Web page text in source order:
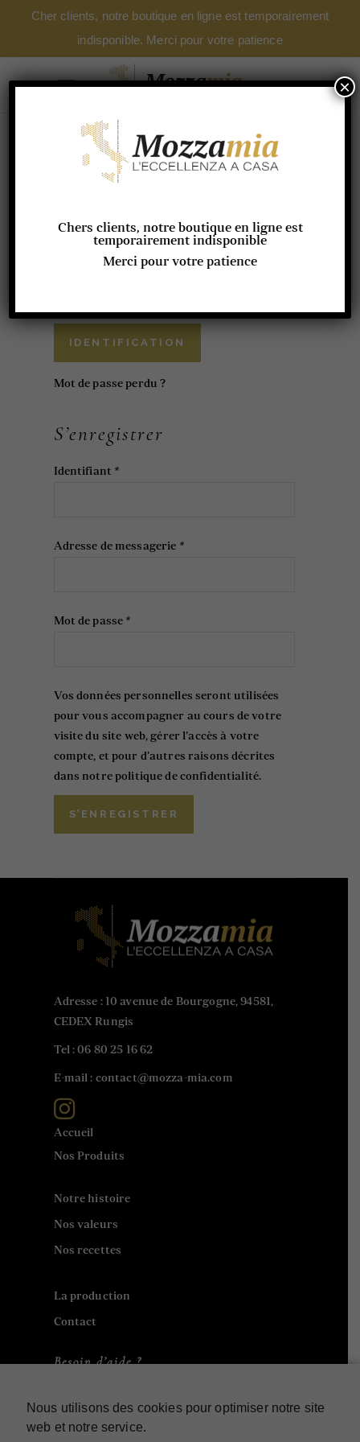
Cher clients, notre boutique en ligne est temporairement
indisponible. Merci pour votre patience
Nous utilisons des cookies pour optimiser notre site
web et notre service.
Connexion
Identifiant ou adresse de messagerie
Mot de passe*
Se souvenir de moi
IDENTIFICATION
Mot de passe perdu ?
S’enregistrer
Identifiant *
Adresse de messagerie *
Mot de passe *
Vos données personnelles seront utilisées
pour vous accompagner au cours de votre
visite du site web, gérer l’accès à votre
compte, et pour d’autres raisons décrites
dans notrepolitique de confidentialité.
S’ENREGISTRER
Adresse : 10 avenue de Bourgogne, 94581,
CEDEX Rungis
Tel :06 80 25 16 62
E-mail : contact@mozza-mia.com
Accueil
Nos Produits
Notre histoire
Nos valeurs
Nos recettes
La production
Contact
Besoin d’aide ?
Mon compte
Chers clients, notre boutique en ligne est
temporairement indisponible
Merci pour votre patience
×